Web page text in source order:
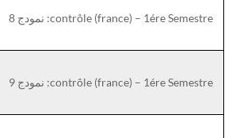
contrôle (france) – 1ére Semestre: نمودج 8
contrôle (france) – 1ére Semestre: نمودج 9